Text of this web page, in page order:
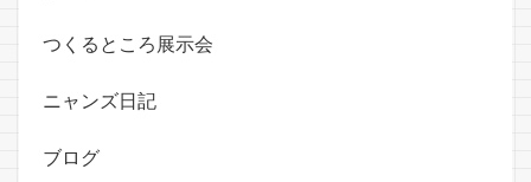
つくるところ展示会
ニャンズ日記
ブログ